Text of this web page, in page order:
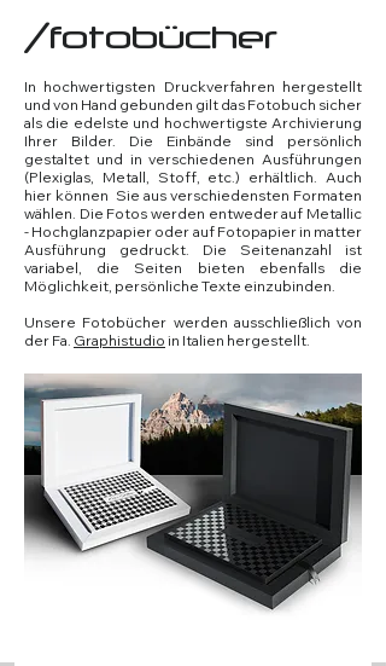
/fotobücher
In hochwertigsten Druckverfahren hergestellt
und von Hand gebunden gilt das Fotobuch sicher
als die edelste und hochwertigste Archivierung
Ihrer Bilder. Die Einbände sind persönlich
gestaltet und in verschiedenen Ausführungen
(Plexiglas, Metall, Stoff, etc.) erhältlich. Auch
hier können Sie aus verschiedensten Formaten
wählen. Die Fotos werden entweder auf Metallic
- Hochglanzpapier oder auf Fotopapier in matter
Ausführung gedruckt. Die Seitenanzahl ist
variabel, die Seiten bieten ebenfalls die
Möglichkeit, persönliche Texte einzubinden.
Unsere Fotobücher werden ausschließlich von
der Fa. Graphistudio in Italien hergestellt.